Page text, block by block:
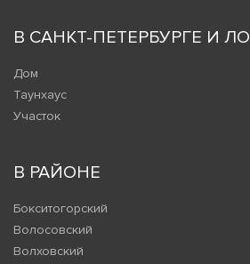
В САНКТ-ПЕТЕРБУРГЕ И ЛО
Дом
Таунхаус
Участок
В РАЙОНЕ
Бокситогорский
Волосовский
Волховский